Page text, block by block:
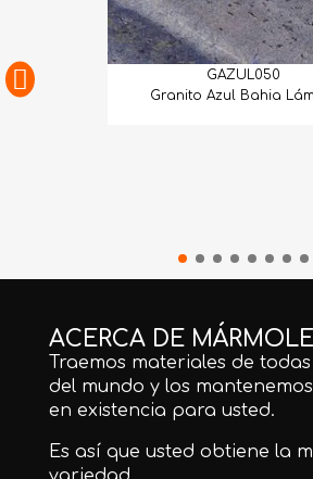
GAZUL050
Granito Azul Bahia
ACERCA DE
Traemos materiales de
del mundo y los mantenemos
en existencia para usted.
Es así que usted obtiene la